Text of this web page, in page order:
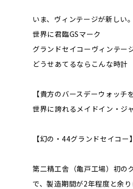
いま、ヴィンテージが新しい。
世界に君臨GSマーク
グランドセイコーヴィンテー
どうせあてるならこんな時計
【貴方のバースデーウォッチ
世界に誇れるメイドイン・ジ
【幻の・44グランドセイコー】
第二精工舎（亀戸工場）初の
で、製造期間が2年程度と余